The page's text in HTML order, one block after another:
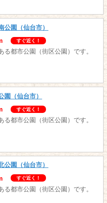
公園（仙台市）
すぐ近く！
る都市公園（街区公園）です。
園（仙台市）
すぐ近く！
る都市公園（街区公園）です。
公園（仙台市）
すぐ近く！
る都市公園（街区公園）です。